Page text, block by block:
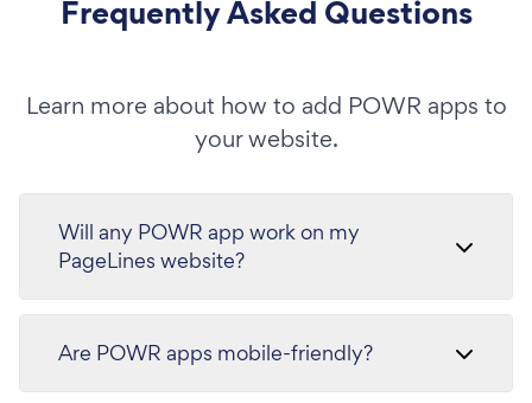
Frequently Asked Questions
Learn more about how to add POWR apps to
your website.
Will any POWR app work on my
PageLines website?
Are POWR apps mobile-friendly?